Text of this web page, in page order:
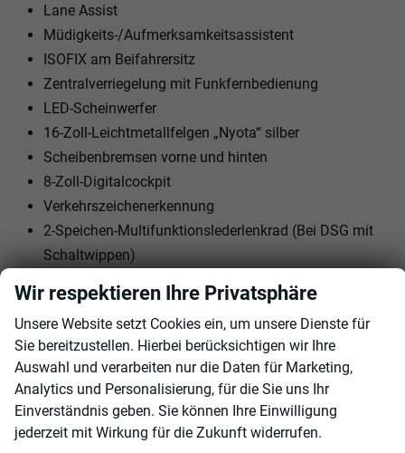
Lane Assist
Müdigkeits-/Aufmerksamkeitsassistent
ISOFIX am Beifahrersitz
Zentralverriegelung mit Funkfernbedienung
LED-Scheinwerfer
16-Zoll-Leichtmetallfelgen „Nyota“ silber
Scheibenbremsen vorne und hinten
8-Zoll-Digitalcockpit
Verkehrszeichenerkennung
2-Speichen-Multifunktionslederlenkrad (Bei DSG mit
Schaltwippen)
Škoda Infotainment mit 8-Zoll-Display
2x USB-C vorn
2x USB hinten
Bluetooth
eCall
Parksensoren hinten
Wir respektieren Ihre Privatsphäre
Unsere Website setzt Cookies ein, um unsere Dienste für
Sie bereitzustellen. Hierbei berücksichtigen wir Ihre
Auswahl und verarbeiten nur die Daten für Marketing,
Analytics und Personalisierung, für die Sie uns Ihr
Einverständnis geben. Sie können Ihre Einwilligung
jederzeit mit Wirkung für die Zukunft widerrufen.